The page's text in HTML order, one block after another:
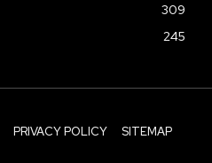
309
245
PRIVACY POLICY SITEMAP